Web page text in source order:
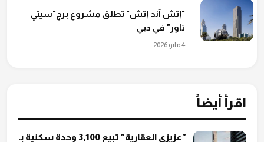
"إتش آند إتش" تطلق مشروع برج"سيتي
تاور" في دبي
4 مايو 2026
اقرأ أيضاً
"عزيزي العقارية" تبيع 3,100 وحدة سكنية بـ